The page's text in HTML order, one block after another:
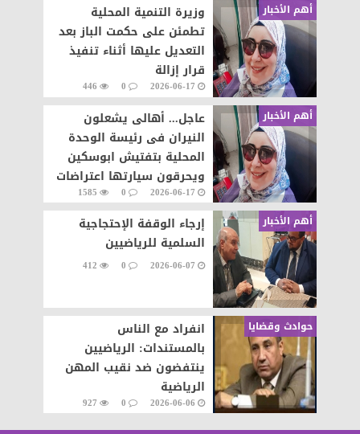
أهم الأخبار
وزيرة التنمية المحلية
تطمئن على حكمت الباز بعد
التعديل عليها أثناء تنفيذ
قرار إزالة
2026-06-17
0
446
أهم الأخبار
عاجل... أهالى يشعلون
النيران فى رئيسة الوحدة
المحلية بتفتيش ابوسكين
ويحرقون سيارتها اعتراضات
على تنفيذ قرار إزالة..
2026-06-17
0
1585
أهم الأخبار
إرجاء الوقفة الإحتجاجية
السلمية للرياضيين
2026-06-07
0
412
حوادث وقضايا
انفراد مع الناس
بالمستندات: الرياضيين
ينتفضون ضد نقيب المهن
الرياضية
2026-06-06
0
927